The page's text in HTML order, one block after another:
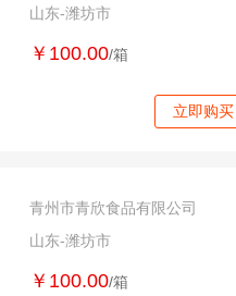
￥100.00/箱
山东-潍坊市
立即购买
￥100.00/箱
青州市青欣食品有限公司
山东-潍坊市